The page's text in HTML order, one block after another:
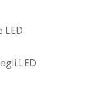
LED
ogii LED